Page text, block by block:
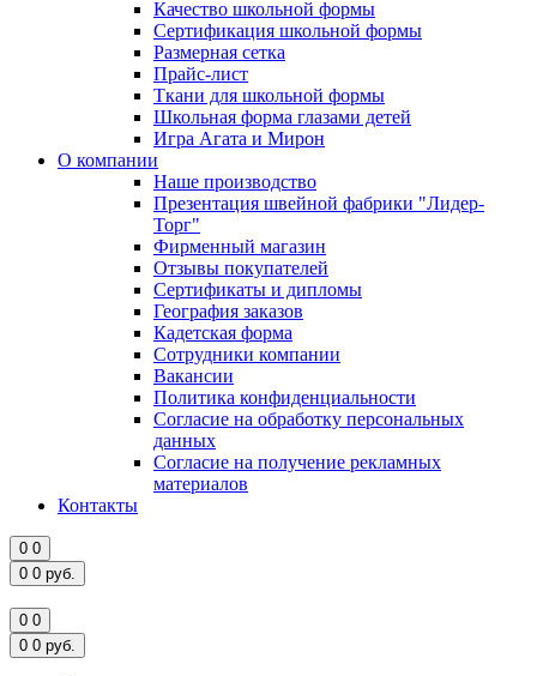
Качество школьной формы
Сертификация школьной формы
Размерная сетка
Прайс-лист
Ткани для школьной формы
Школьная форма глазами детей
Игра Агата и Мирон
О компании
Наше производство
Презентация швейной фабрики "Лидер-
Торг"
Фирменный магазин
Отзывы покупателей
Сертификаты и дипломы
География заказов
Кадетская форма
Сотрудники компании
Вакансии
Политика конфиденциальности
Согласие на обработку персональных
данных
Согласие на получение рекламных
материалов
Контакты
0 0
0 0 руб.
0 0
0 0 руб.